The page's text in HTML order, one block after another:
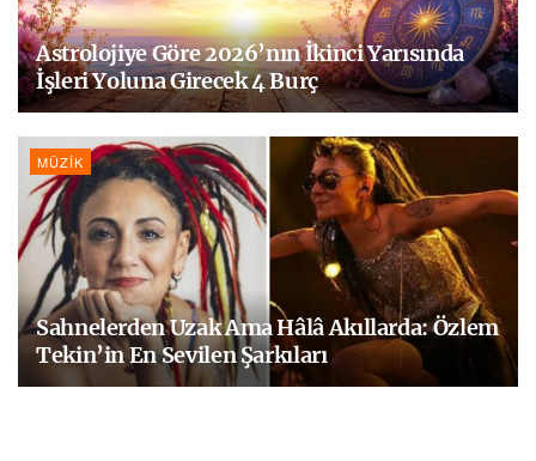
Astrolojiye Göre 2026’nın İkinci Yarısında
İşleri Yoluna Girecek 4 Burç
MÜZIK
Sahnelerden Uzak Ama Hâlâ Akıllarda: Özlem
Tekin’in En Sevilen Şarkıları